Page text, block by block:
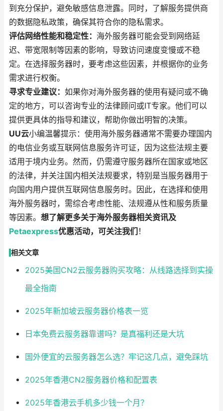
到充分保护，避免敏感信息泄露。同时，了解服务提供商
的数据隐私政策，确保其符合你的隐私需求。
评估网络性能和稳定性： 海外服务器可能会受到网络延
迟、带宽限制等因素的影响，导致访问速度变慢或不稳
定。在选择服务器时，要考虑这些因素，并根据你的业务
需求进行权衡。
寻求专业建议： 如果你对海外服务器的使用有疑问或不确
定的地方，可以咨询专业的法律顾问或IT专家。他们可以
提供更具体的指导和建议，帮助你做出明智的决策。
UU云小编温馨提示：使用海外服务器通常不需要办理国内
的电信业务或互联网信息服务许可证，因为这些法规主要
适用于境内业务。然而，仍需遵守服务器所在国家或地区
的法律，并关注国内相关法规要求，特别是当服务器用于
向国内用户提供互联网信息服务时。因此，在选择和使用
海外服务器时，需综合考虑性能、法规遵从性和服务质量
等因素。 想了解更多关于海外服务器相关资讯及
Petaexpress优惠活动，可关注我们 ！
相关文章
2025美国CN2云服务器购买攻略：从线路选择到实操
最全指南
2025年新加坡云服务器价格表一览
日本免费云服务器靠谱吗？是真福利还是大坑
国外便宜的云服务器怎么选？牢记这几点，避免踩坑
2025年香港CN2服务器价格和配置表
2025年香港云手机多少钱一个月？